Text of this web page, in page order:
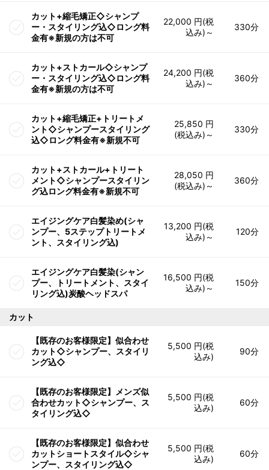
カット+縮毛矯正◇シャンプ
ー・スタイリング込◇ロング料
金有※新規の方は不可
22,000 円(税
込み)～
330分
カット+ストカール◇シャンプ
ー・スタイリング込◇ロング料
金有※新規の方は不可
24,200 円(税
込み)～
360分
カット+縮毛矯正+トリートメ
ント◇シャンプースタイリング
込◇ロング料金有※新規不可
25,850 円
(税込み)～
330分
カット+ストカール+トリート
メント◇シャンプースタイリン
グ込ロング料金有※新規不可
28,050 円
(税込み)～
360分
エイジングケア白髪染め(シャ
ンプー、5ステップトリートメ
ント、スタイリング込)
13,200 円(税
込み)～
120分
エイジングケア白髪染(シャン
プー、トリートメント、スタイ
リング込)炭酸ヘッドスパ
16,500 円(税
込み)～
150分
カット
【既存のお客様限定】似合わせ
カット◇シャンプー、スタイリ
ング込◇
5,500 円(税
込み)
90分
【既存のお客様限定】メンズ似
合わせカット◇シャンプー、ス
タイリング込◇
5,500 円(税
込み)
60分
【既存のお客様限定】似合わせ
カットショートスタイル◇シャ
ンプー、スタイリング込◇
5,500 円(税
込み)
60分